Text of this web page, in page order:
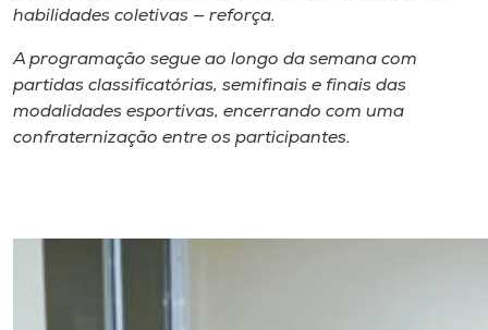
habilidades coletivas — reforça.
A programação segue ao longo da semana com
partidas classificatórias, semifinais e finais das
modalidades esportivas, encerrando com uma
confraternização entre os participantes.